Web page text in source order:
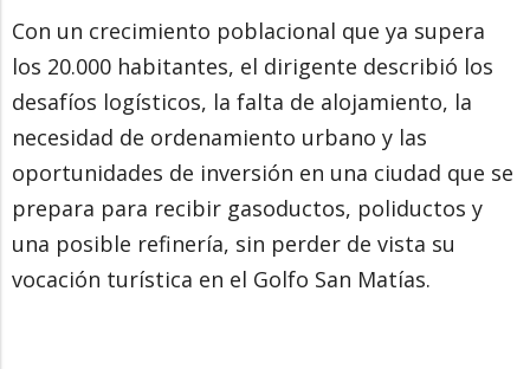
Con un crecimiento poblacional que ya supera
los 20.000 habitantes, el dirigente describió los
desafíos logísticos, la falta de alojamiento, la
necesidad de ordenamiento urbano y las
oportunidades de inversión en una ciudad que se
prepara para recibir gasoductos, poliductos y
una posible refinería, sin perder de vista su
vocación turística en el Golfo San Matías.